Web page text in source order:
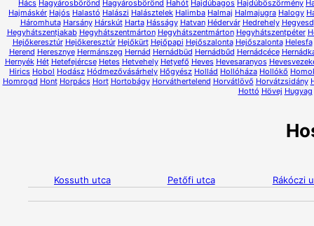
Hács Hagyárosbörönd Hagyárosbörönd Hahót Hajdúbagos Hajdúböszörmény
Hajmáskér Hajós Halastó Halászi Halásztelek Halimba Halmaj Halmajugra Halogy
Háromhuta Harsány Hárskút Harta Hásságy Hatvan Hédervár Hedrehely Hegyesd
Hegyhátszentjakab Hegyhátszentmárton Hegyhátszentmárton Hegyhátszentpéter
Hejőkeresztúr Hejőkeresztúr Hejőkürt Hejőpapi Hejőszalonta Hejőszalonta Helesfa
Herend Heresznye Hermánszeg Hernád Hernádbüd Hernádbűd Hernádcéce
Hernyék Hét Hetefejércse Hetes Hetvehely Hetyefő Heves Hevesaranyos
Hirics Hobol Hodász Hódmezővásárhely Hőgyész Hollád Hollóháza Hollókő
Homrogd Hont Horpács Hort Hortobágy Horváthertelend Horvátlövő Horvátzsidány
Hottó Hövej Hugyag
Kossuth utca Petőfi utca Rákóczi